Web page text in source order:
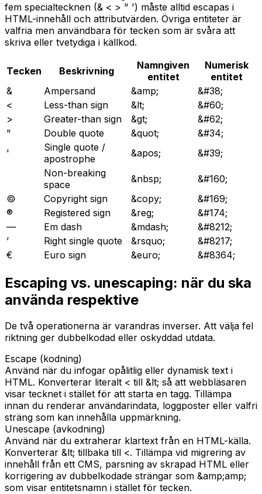
fem specialtecknen (& < > " ') måste alltid escapas i
HTML-innehåll och attributvärden. Övriga entiteter är
valfria men användbara för tecken som är svåra att
skriva eller tvetydiga i källkod.
Tecken Beskrivning
Namngiven
entitet
Numerisk
entitet
&
Ampersand &amp;
&#38;
<
Less-than sign &lt;
&#60;
>
Greater-than sign &gt;
&#62;
"
Double quote &quot;
&#34;
'
Single quote /
apostrophe
&apos;
&#39;
Non-breaking
space
&nbsp;
&#160;
©
Copyright sign &copy;
&#169;
®
Registered sign &reg;
&#174;
—
Em dash &mdash;
&#8212;
’
Right single quote &rsquo;
&#8217;
€
Euro sign &euro; &#8364;
Escaping vs. unescaping: när du ska
använda respektive
De två operationerna är varandras inverser. Att välja fel
riktning ger dubbelkodad eller oskyddad utdata.
Escape (kodning)
Använd när du infogar opålitlig eller dynamisk text i
HTML. Konverterar literalt < till &lt; så att webbläsaren
visar tecknet i stället för att starta en tagg. Tillämpa
innan du renderar användarindata, loggposter eller valfri
sträng som kan innehålla uppmärkning.
Unescape (avkodning)
Använd när du extraherar klartext från en HTML-källa.
Konverterar &lt; tillbaka till <. Tillämpa vid migrering av
innehåll från ett CMS, parsning av skrapad HTML eller
korrigering av dubbelkodade strängar som &amp;amp;
som visar entitetsnamn i stället för tecken.